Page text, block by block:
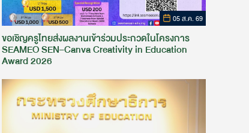
05 ส.ค. 69
ขอเชิญครูไทยส่งผลงานเข้าร่วมประกวดในโครงการ
SEAMEO SEN–Canva Creativity in Education
Award 2026